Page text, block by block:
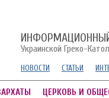
Украинской Греко-
НОВОСТИ СТАТЬИ
ЦЕРКОВЬ И